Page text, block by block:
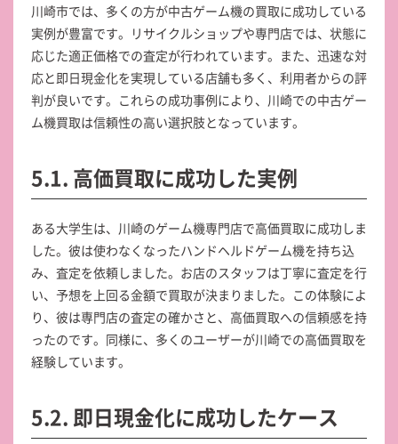
川崎市では、多くの方が中古ゲーム機の買取に成功している
実例が豊富です。リサイクルショップや専門店では、状態に
応じた適正価格での査定が行われています。また、迅速な対
応と即日現金化を実現している店舗も多く、利用者からの評
判が良いです。これらの成功事例により、川崎での中古ゲー
ム機買取は信頼性の高い選択肢となっています。
5.1. 高価買取に成功した実例
ある大学生は、川崎のゲーム機専門店で高価買取に成功しま
した。彼は使わなくなったハンドヘルドゲーム機を持ち込
み、査定を依頼しました。お店のスタッフは丁寧に査定を行
い、予想を上回る金額で買取が決まりました。この体験によ
り、彼は専門店の査定の確かさと、高価買取への信頼感を持
ったのです。同様に、多くのユーザーが川崎での高価買取を
経験しています。
5.2. 即日現金化に成功したケース